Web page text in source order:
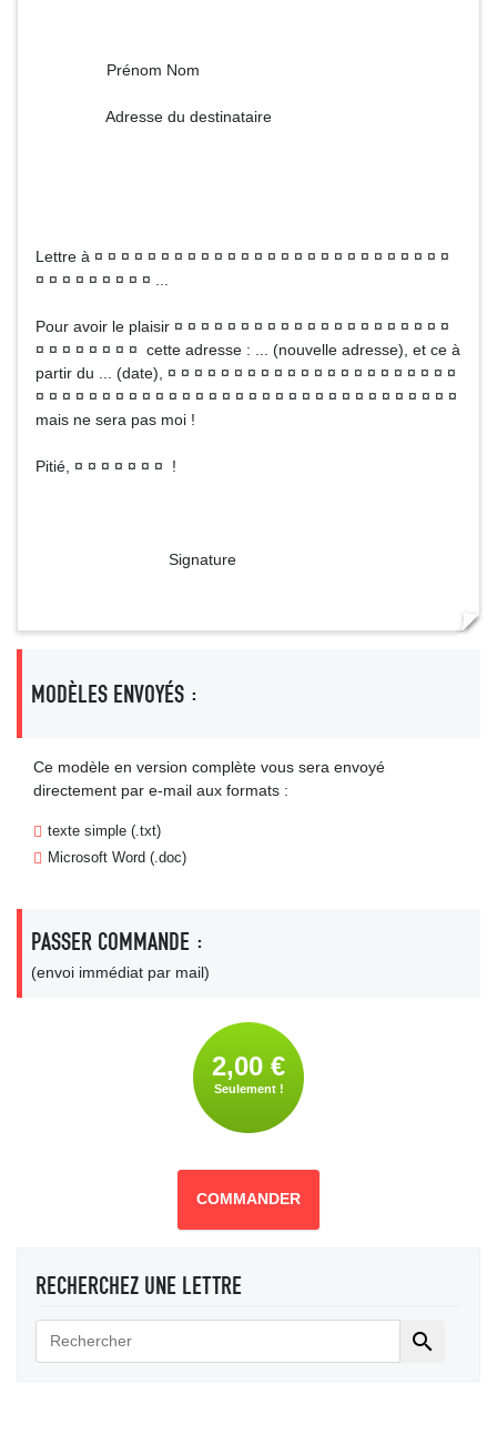
Prénom Nom
Adresse du destinataire
Lettre à ¤ ¤ ¤ ¤ ¤ ¤ ¤ ¤ ¤ ¤ ¤ ¤ ¤ ¤ ¤ ¤ ¤ ¤ ¤ ¤ ¤ ¤ ¤ ¤ ¤ ¤ ¤
¤ ¤ ¤ ¤ ¤ ¤ ¤ ¤ ¤ ...
Pour avoir le plaisir ¤ ¤ ¤ ¤ ¤ ¤ ¤ ¤ ¤ ¤ ¤ ¤ ¤ ¤ ¤ ¤ ¤ ¤ ¤ ¤ ¤
¤ ¤ ¤ ¤ ¤ ¤ ¤ ¤ cette adresse : ... (nouvelle adresse), et ce à
partir du ... (date), ¤ ¤ ¤ ¤ ¤ ¤ ¤ ¤ ¤ ¤ ¤ ¤ ¤ ¤ ¤ ¤ ¤ ¤ ¤ ¤ ¤ ¤
¤ ¤ ¤ ¤ ¤ ¤ ¤ ¤ ¤ ¤ ¤ ¤ ¤ ¤ ¤ ¤ ¤ ¤ ¤ ¤ ¤ ¤ ¤ ¤ ¤ ¤ ¤ ¤ ¤ ¤ ¤ ¤
mais ne sera pas moi !
Pitié, ¤ ¤ ¤ ¤ ¤ ¤ ¤ !
Signature
MODÈLES ENVOYÉS :
Ce modèle en version complète vous sera envoyé
directement par e-mail aux formats :
texte simple (.txt)
Microsoft Word (.doc)
PASSER COMMANDE :
(envoi immédiat par mail)
2,00 €
Seulement !
COMMANDER
RECHERCHEZ UNE LETTRE
